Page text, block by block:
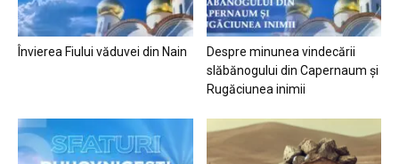
Învierea Fiului văduvei din Nain
Despre minunea vindecării
slăbănogului din Capernaum și
Rugăciunea inimii